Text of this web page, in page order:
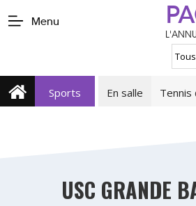
Menu
Sports En salle Tennis
USC GRANDE